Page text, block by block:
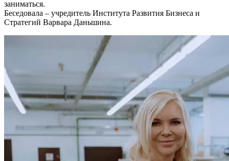
заниматься.
Беседовала – учредитель Института Развития Бизнеса и
Стратегий Варвара Даньшина.